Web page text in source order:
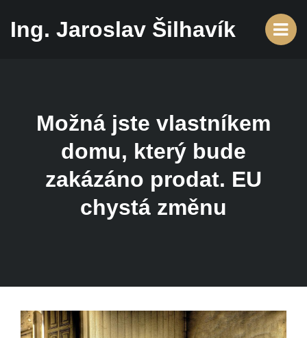
Ing. Jaroslav Šilhavík
Možná jste vlastníkem
domu, který bude
zakázáno prodat. EU
chystá změnu